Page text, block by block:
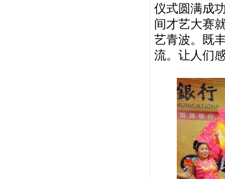
仪式圆满成
间才艺大赛
艺青波。既
流。让人们